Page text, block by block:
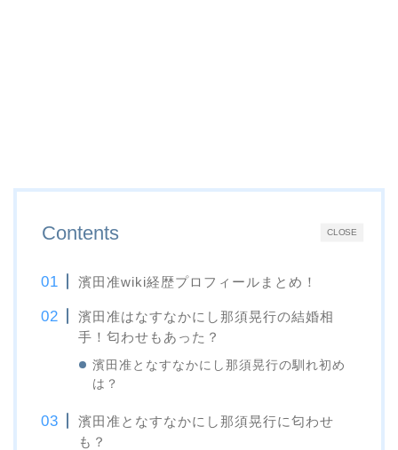
CLOSE
Contents
濱田准wiki経歴プロフィールまとめ！
濱田准はなすなかにし那須晃行の結婚相
手！匂わせもあった？
濱田准となすなかにし那須晃行の馴れ初め
は？
濱田准となすなかにし那須晃行に匂わせ
も？